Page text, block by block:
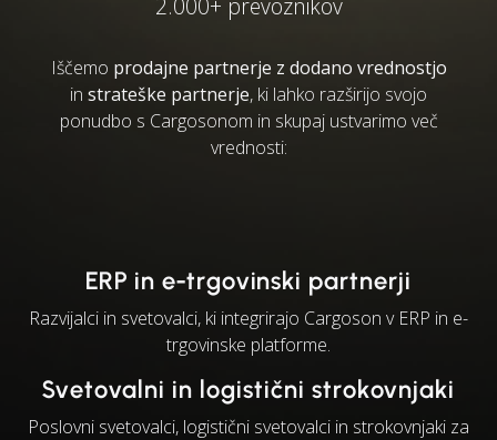
2.000+ prevoznikov
Iščemo prodajne partnerje z dodano vrednostjo
in strateške partnerje, ki lahko razširijo svojo
ponudbo s Cargosonom in skupaj ustvarimo več
vrednosti:
ERP in e-trgovinski partnerji
Razvijalci in svetovalci, ki integrirajo Cargoson v ERP in e-
trgovinske platforme.
Svetovalni in logistični strokovnjaki
Poslovni svetovalci, logistični svetovalci in strokovnjaki za